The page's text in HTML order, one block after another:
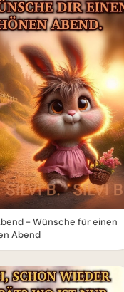
- Wünsche für einen
Abend